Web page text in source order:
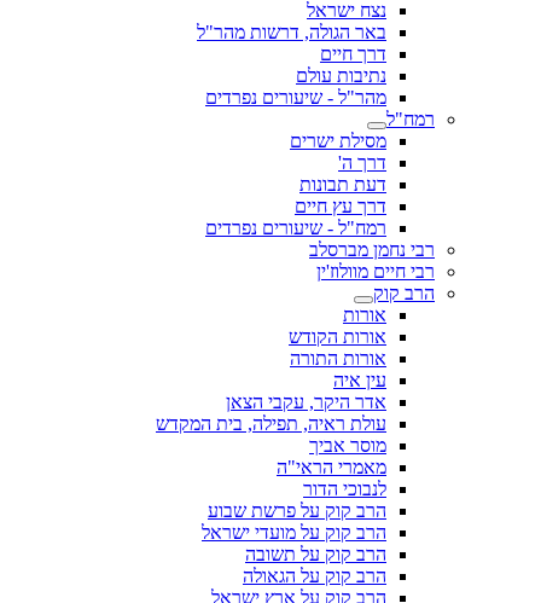
נצח ישראל
באר הגולה, דרשות מהר"ל
דרך חיים
נתיבות עולם
מהר"ל - שיעורים נפרדים
רמח"ל
מסילת ישרים
דרך ה'
דעת תבונות
דרך עץ חיים
רמח"ל - שיעורים נפרדים
רבי נחמן מברסלב
רבי חיים מוולוז'ין
הרב קוק
אורות
אורות הקודש
אורות התורה
עין איה
אדר היקר, עקבי הצאן
עולת ראיה, תפילה, בית המקדש
מוסר אביך
מאמרי הראי"ה
לנבוכי הדור
הרב קוק על פרשת שבוע
הרב קוק על מועדי ישראל
הרב קוק על תשובה
הרב קוק על הגאולה
הרב קוק על ארץ ישראל